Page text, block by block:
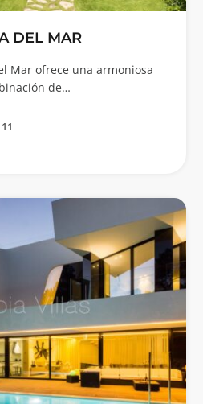
DEL MAR
Mar ofrece una armoniosa
de…
11